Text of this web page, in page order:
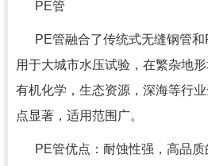
PE管
PE管融合了传统式无缝钢管和
用于大城市水压试验，在繁杂地
有机化学，生态资源，深海等行
点显著，适用范围广。
PE管优点：耐蚀性强，高品质